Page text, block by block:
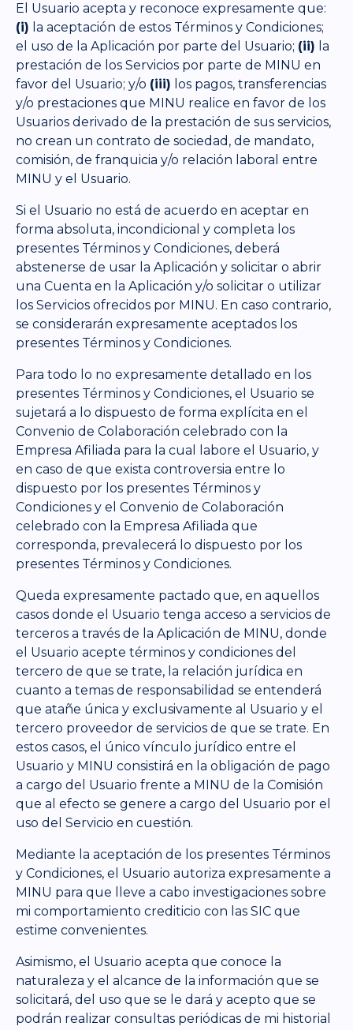
El Usuario acepta y reconoce expresamente que:
(i) la aceptación de estos Términos y Condiciones;
el uso de la Aplicación por parte del Usuario; (ii) la
prestación de los Servicios por parte de MINU en
favor del Usuario; y/o (iii) los pagos, transferencias
y/o prestaciones que MINU realice en favor de los
Usuarios derivado de la prestación de sus servicios,
no crean un contrato de sociedad, de mandato,
comisión, de franquicia y/o relación laboral entre
MINU y el Usuario.
Si el Usuario no está de acuerdo en aceptar en
forma absoluta, incondicional y completa los
presentes Términos y Condiciones, deberá
abstenerse de usar la Aplicación y solicitar o abrir
una Cuenta en la Aplicación y/o solicitar o utilizar
los Servicios ofrecidos por MINU. En caso contrario,
se considerarán expresamente aceptados los
presentes Términos y Condiciones.
Para todo lo no expresamente detallado en los
presentes Términos y Condiciones, el Usuario se
sujetará a lo dispuesto de forma explícita en el
Convenio de Colaboración celebrado con la
Empresa Afiliada para la cual labore el Usuario, y
en caso de que exista controversia entre lo
dispuesto por los presentes Términos y
Condiciones y el Convenio de Colaboración
celebrado con la Empresa Afiliada que
corresponda, prevalecerá lo dispuesto por los
presentes Términos y Condiciones.
Queda expresamente pactado que, en aquellos
casos donde el Usuario tenga acceso a servicios de
terceros a través de la Aplicación de MINU, donde
el Usuario acepte términos y condiciones del
tercero de que se trate, la relación jurídica en
cuanto a temas de responsabilidad se entenderá
que atañe única y exclusivamente al Usuario y el
tercero proveedor de servicios de que se trate. En
estos casos, el único vínculo jurídico entre el
Usuario y MINU consistirá en la obligación de pago
a cargo del Usuario frente a MINU de la Comisión
que al efecto se genere a cargo del Usuario por el
uso del Servicio en cuestión.
Mediante la aceptación de los presentes Términos
y Condiciones, el Usuario autoriza expresamente a
MINU para que lleve a cabo investigaciones sobre
mi comportamiento crediticio con las SIC que
estime convenientes.
Asimismo, el Usuario acepta que conoce la
naturaleza y el alcance de la información que se
solicitará, del uso que se le dará y acepto que se
podrán realizar consultas periódicas de mi historial